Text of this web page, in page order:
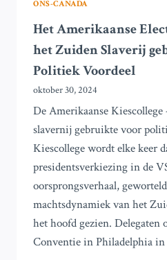
ONS-CANADA
Het Amerikaanse
het Zuiden Slaverij
Politiek Voordeel
oktober 30, 2024
De Amerikaanse
slavernij gebruikte voor
Kiescollege wordt elke keer
presidentsverkiezing in de
oorsprongsverhaal,
machtsdynamiek van het
het hoofd gezien. Delegaten
Conventie in Philadelphia